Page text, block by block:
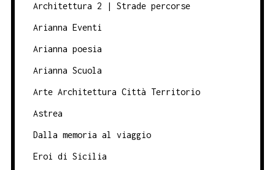
Architettura 2 | Strade percorse
Arianna Eventi
Arianna poesia
Arianna Scuola
Arte Architettura Città Territorio
Astrea
Dalla memoria al viaggio
Eroi di Sicilia